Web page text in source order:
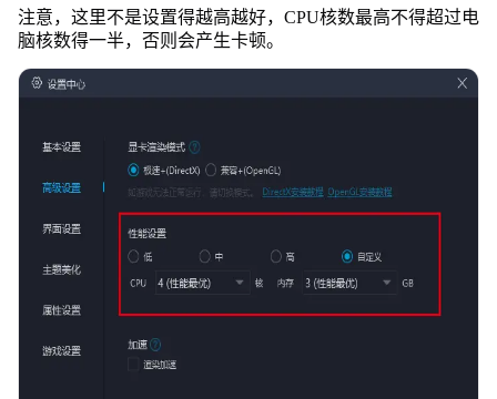
注意，这里不是设置得越高越好，CPU核数最高不得超过电
脑核数得一半，否则会产生卡顿。